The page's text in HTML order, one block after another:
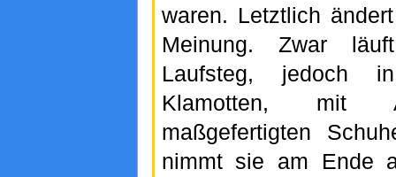
waren. Letztlich
Meinung. Zwar
Laufsteg, jedoch
Klamotten, mit
maßgefertigten
nimmt sie am Ende